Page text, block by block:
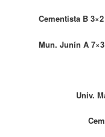
Cementista B
Mun. Junín A
Univ.